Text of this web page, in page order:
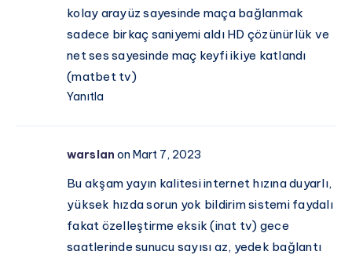
kolay arayüz sayesinde maça bağlanmak
sadece birkaç saniyemi aldı HD çözünürlük ve
net ses sayesinde maç keyfi ikiye katlandı
(matbet tv)
Yanıtla
warslan on Mart 7, 2023
Bu akşam yayın kalitesi internet hızına duyarlı,
yüksek hızda sorun yok bildirim sistemi faydalı
fakat özelleştirme eksik (inat tv) gece
saatlerinde sunucu sayısı az, yedek bağlantı